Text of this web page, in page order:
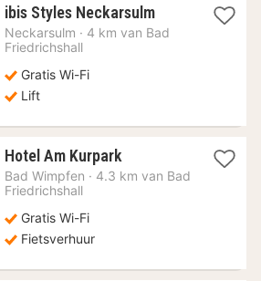
ibis Styles Neckarsulm1
nacht
Neckarsulm · 4 km van Bad
Friedrichshall
Gratis Wi-Fi
Lift
Hotel Am Kurpark1
nacht
Bad Wimpfen · 4.3 km van Bad
Friedrichshall
Gratis Wi-Fi
Fietsverhuur